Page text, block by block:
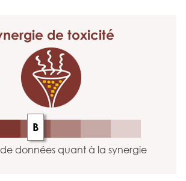
de toxicité
B
données quant à la synergie